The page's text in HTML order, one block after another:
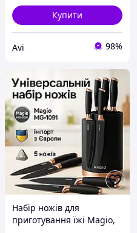
Купити
Avi 98%
Набір ножів для
приготування їжі Magio,